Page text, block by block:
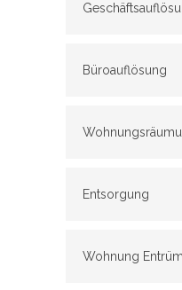
Büroauflösung
Entsorgung
Wohnung